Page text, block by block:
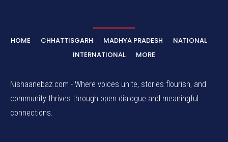
HOME CHHATTISGARH MADHYA PRADESH
NATIONAL
INTERNATIONAL
MORE
Nishaanebaz.com - Where voices unite, stories flourish, and
community thrives through open dialogue and meaningful
connections.